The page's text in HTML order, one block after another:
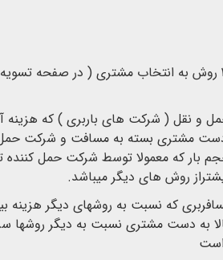
کالای ارسالی برای شهرستانها به 3 روش به انتخاب مشتری
نقل ( شرکت های باربری ) که هزینه
بار که معمولا توسط شرکت حمل کننده
روش های دیگر میباشد.
که نسبت به روشهای دیگر هزینه
به دست مشتری نسبت به دیگر روشها